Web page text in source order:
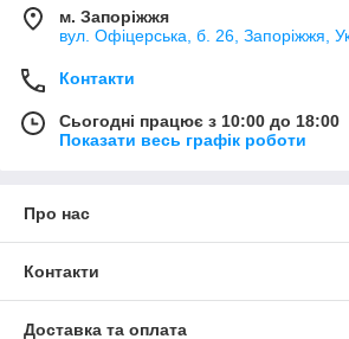
м. Запоріжжя
вул. Офіцерська, б. 26, Запоріжжя,
Контакти
Сьогодні працює з 10:00 до 18:00
Показати весь графік роботи
Про нас
Контакти
Доставка та оплата